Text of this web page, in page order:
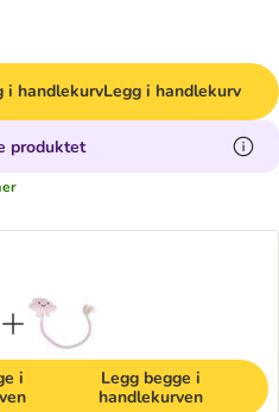
i handlekurvLegg i handlekurv
produktet
i
Legg begge i
handlekurven